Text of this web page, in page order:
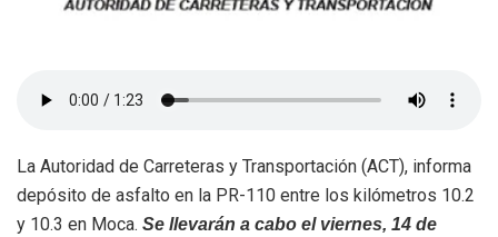
La Autoridad de Carreteras y Transportación (ACT), informa
depósito de asfalto en la PR-110 entre los kilómetros 10.2
y 10.3 en Moca. Se llevarán a cabo el viernes, 14 de